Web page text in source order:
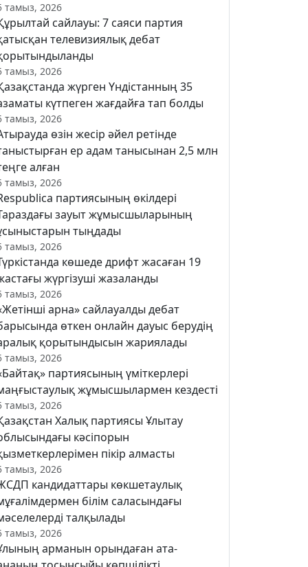
тамыз, 2026
сайлауы: 7 саяси партия
телевизиялық дебат
тамыз, 2026
жүрген Үндістанның 35
күтпеген жағдайға тап болды
тамыз, 2026
өзін жесір әйел ретінде
ер адам танысынан 2,5 млн
алған
тамыз, 2026
партиясының өкілдері
зауыт жұмысшыларының
тыңдады
тамыз, 2026
көшеде дрифт жасаған 19
жүргізуші жазаланды
тамыз, 2026
арна» сайлауалды дебат
өткен онлайн дауыс берудің
қорытындысын жариялады
тамыз, 2026
партиясының үміткерлері
жұмысшылармен кездесті
тамыз, 2026
Халық партиясы Ұлытау
кәсіпорын
пікір алмасты
тамыз, 2026
кандидаттары көкшетаулық
білім саласындағы
талқылады
тамыз, 2026
арманын орындаған ата-